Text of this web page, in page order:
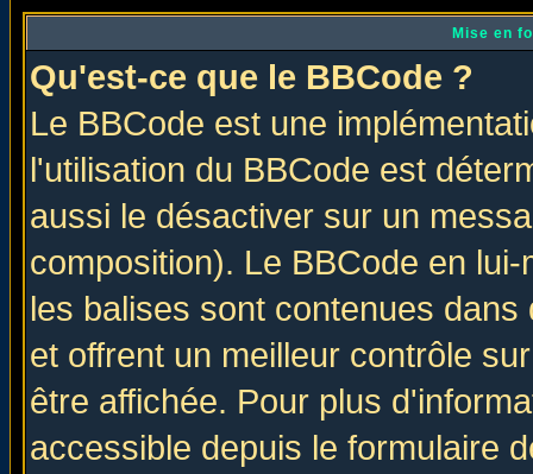
Mise en
Qu'est-ce que le BBCode ?
Le BBCode est une
l'utilisation du BBCode est
aussi le désactiver sur un
composition). Le BBCode en
les balises sont contenues
et offrent un meilleur contrôle
être affichée. Pour plus
accessible depuis le formulaire